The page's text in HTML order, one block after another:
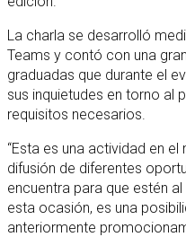
La charla se desarrolló
Teams y contó con una
graduadas que durante el
sus inquietudes en torno al
requisitos necesarios.
“Esta es una actividad en
difusión de diferentes
encuentra para que estén
esta ocasión, es una
anteriormente